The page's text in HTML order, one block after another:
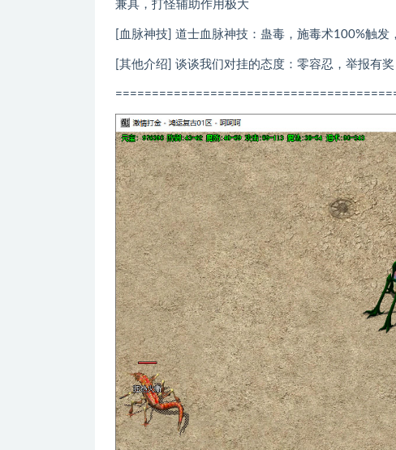
兼具，打怪辅助作用极大
[血脉神技] 道士血脉神技：蛊毒，施毒术100%触
[其他介绍] 谈谈我们对挂的态度：零容忍，举报有